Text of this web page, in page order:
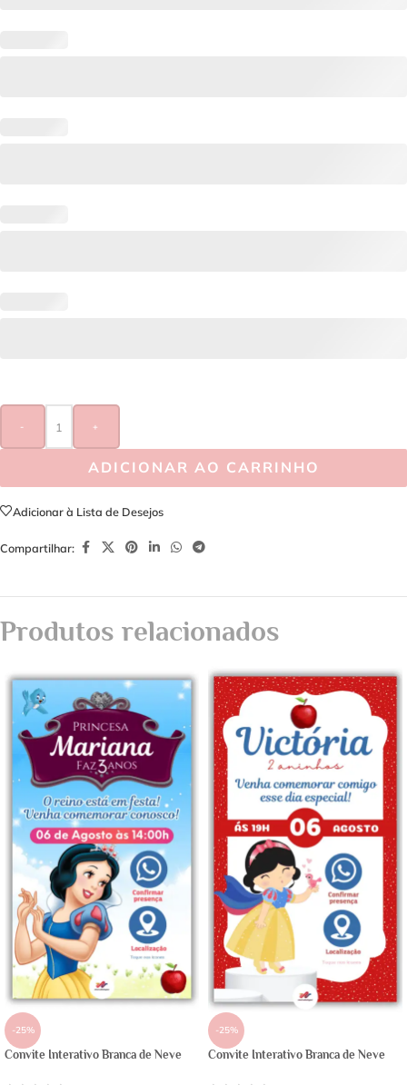
- +
ADICIONAR AO CARRINHO
Adicionar à Lista de Desejos
Compartilhar:
Produtos relacionados
-25%
Convite Interativo Branca de Neve
-25%
Convite Interativo Branca de Neve